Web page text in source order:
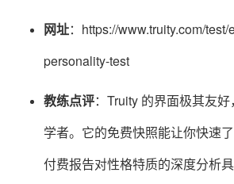
网址：https://www.truity.com/
personality-test
教练点评：Truity 的界面极其友
学者。它的免费快照能让你快速
付费报告对性格特质的深度分析